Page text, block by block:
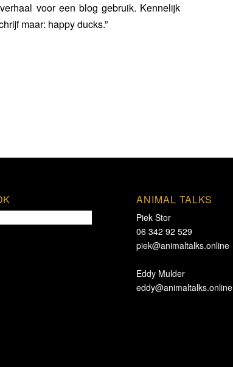
voor een blog gebruik. Kennelijk
maar: happy ducks.”
ANIMAL TALKS
Piek Stor
06 342 92 529
piek@animaltalks.online
Eddy Mulder
eddy@animaltalks.online